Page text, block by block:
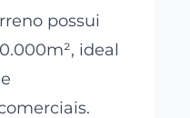
possui
ideal